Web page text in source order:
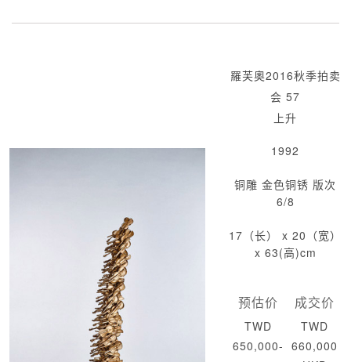
羅芙奧2016秋季拍卖
会 57
上升
1992
铜雕 金色铜锈 版次
6/8
17（长） x 20（宽）
x 63(高)cm
预估价
TWD
650,000-
成交价
TWD
660,000